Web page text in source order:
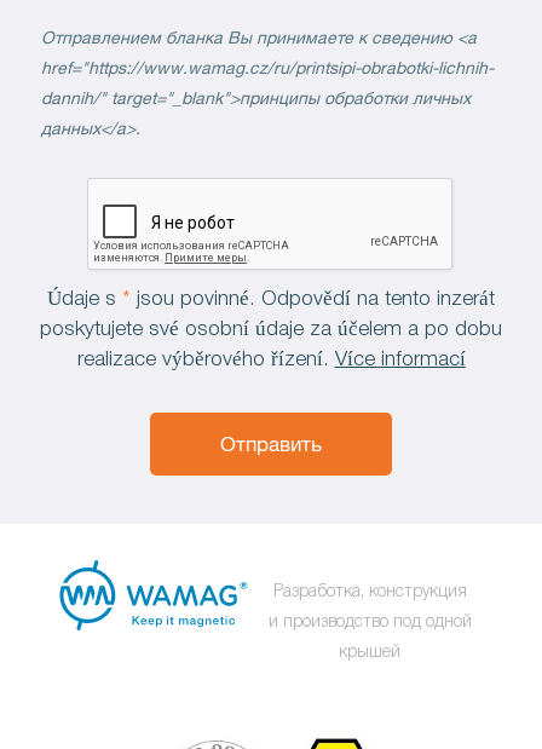
Отправлением бланка Вы принимаете к сведению <a
href="https://www.wamag.cz/ru/printsipi-obrabotki-lichnih-
dannih/" target="_blank">принципы обработки личных
данных</a>.
Údaje s * jsou povinné. Odpovědí na tento inzerát
poskytujete své osobní údaje za účelem a po dobu
realizace výběrového řízení. Více informací
Отправить
Разработка, конструкция
и производство под одной
крышей